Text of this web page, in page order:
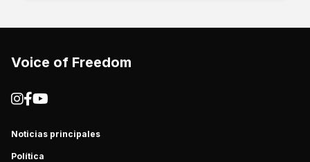
Voice of Freedom
Noticias principales
Política